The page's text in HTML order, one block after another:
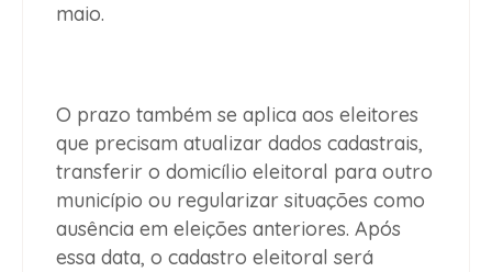
maio.
O prazo também se aplica aos eleitores
que precisam atualizar dados cadastrais,
transferir o domicílio eleitoral para outro
município ou regularizar situações como
ausência em eleições anteriores. Após
essa data, o cadastro eleitoral será